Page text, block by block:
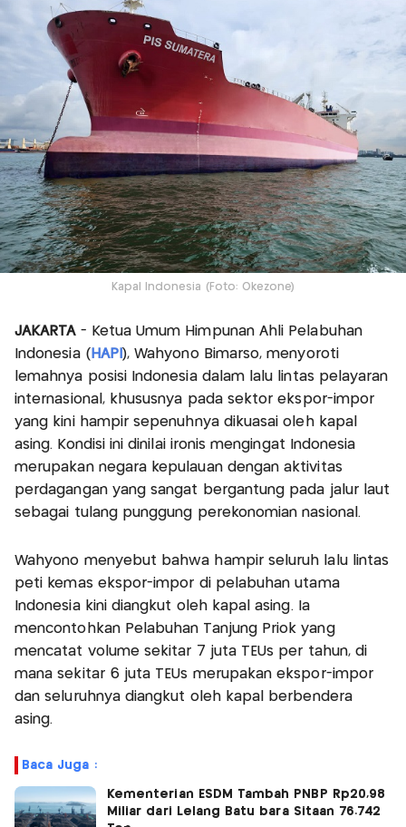
Kapal Indonesia (Foto: Okezone)
JAKARTA- Ketua Umum Himpunan Ahli Pelabuhan
Indonesia ( HAPI ), Wahyono Bimarso, menyoroti
lemahnya posisi Indonesia dalam lalu lintas pelayaran
internasional, khususnya pada sektor ekspor-impor
yang kini hampir sepenuhnya dikuasai oleh kapal
asing. Kondisi ini dinilai ironis mengingat Indonesia
merupakan negara kepulauan dengan aktivitas
perdagangan yang sangat bergantung pada jalur laut
sebagai tulang punggung perekonomian nasional.
Wahyono menyebut bahwa hampir seluruh lalu lintas
peti kemas ekspor-impor di pelabuhan utama
Indonesia kini diangkut oleh kapal asing. Ia
mencontohkan Pelabuhan Tanjung Priok yang
mencatat volume sekitar 7 juta TEUs per tahun, di
mana sekitar 6 juta TEUs merupakan ekspor-impor
dan seluruhnya diangkut oleh kapal berbendera
asing.
Baca Juga :
Kementerian ESDM Tambah PNBP Rp20,98
Miliar dari Lelang Batu bara Sitaan 76.742